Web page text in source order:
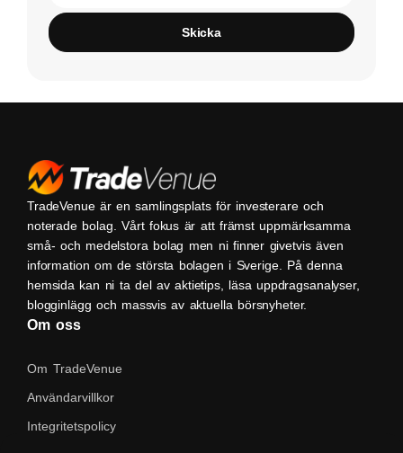
Skicka
TradeVenue är en samlingsplats för investerare och
noterade bolag. Vårt fokus är att främst uppmärksamma
små- och medelstora bolag men ni finner givetvis även
information om de största bolagen i Sverige. På denna
hemsida kan ni ta del av aktietips, läsa uppdragsanalyser,
blogginlägg och massvis av aktuella börsnyheter.
Om oss
Om TradeVenue
Användarvillkor
Integritetspolicy